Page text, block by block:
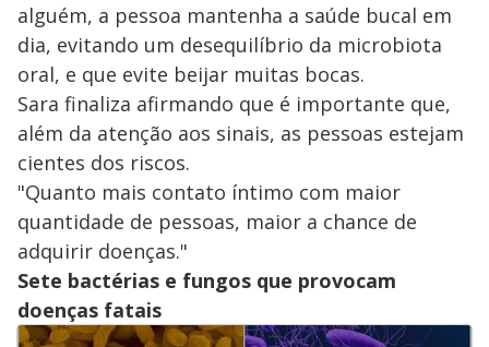
alguém, a pessoa mantenha a saúde bucal em
dia, evitando um desequilíbrio da microbiota
oral, e que evite beijar muitas bocas.
Sara finaliza afirmando que é importante que,
além da atenção aos sinais, as pessoas estejam
cientes dos riscos.
"Quanto mais contato íntimo com maior
quantidade de pessoas, maior a chance de
adquirir doenças."
Sete bactérias e fungos que provocam
doenças fatais